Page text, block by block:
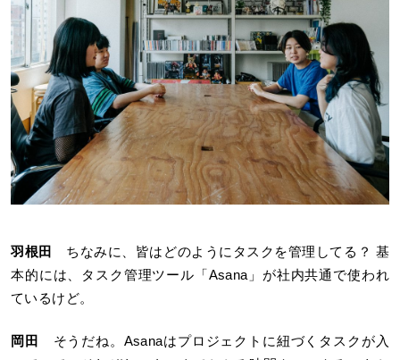
羽根田
ちなみに、皆はどのようにタスクを管理してる？ 基
本的には、タスク管理ツール「Asana」が社内共通で使われ
ているけど。
岡田
そうだね。Asanaはプロジェクトに紐づくタスクが入